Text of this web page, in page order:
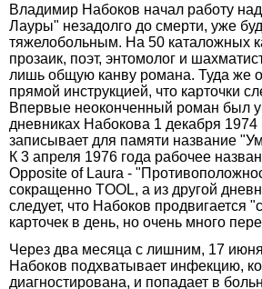
Владимир Набоков начал работу
Лауры" незадолго до смерти, уже
тяжелобольным. На 50 каталожных
прозаик, поэт, энтомолог и
лишь общую канву романа. Туда же
прямой инструкцией, что карточки
Впервые неоконченный роман был
дневниках Набокова 1 декабря 1974
записывает для памяти название
К 3 апреля 1976 года рабочее
Opposite of Laura -
сокращенно TOOL, а из другой
следует, что Набоков продвигается
карточек в день, но очень много
Через два месяца с лишним, 17
Набоков подхватывает инфекцию,
диагностирована, и попадает в